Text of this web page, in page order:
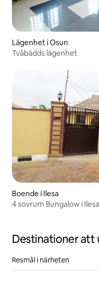
Lägenhet i Osun
Tvåbädds lägenhet
Boende i Ilesa
4 sovrum Bungalow i
Destinationer att
Resmål i närheten